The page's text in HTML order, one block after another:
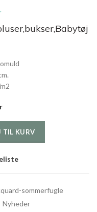
TIL KURV
sommerfugle
Nyheder